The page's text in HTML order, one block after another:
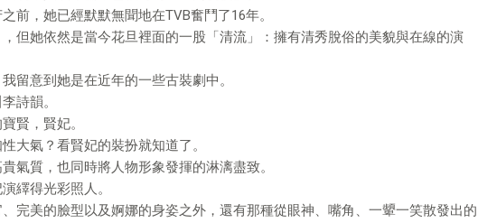
前，她已經默默無聞地在TVB奮鬥了16年。
但她依然是當今花旦裡面的一股「清流」：擁有清秀脫俗的美貌與在線的演
留意到她是在近年的一些古裝劇中。
詩韻。
賢，賢妃。
大氣？看賢妃的裝扮就知道了。
氣質，也同時將人物形象發揮的淋漓盡致。
繹得光彩照人。
完美的臉型以及婀娜的身姿之外，還有那種從眼神、嘴角、一顰一笑散發出的